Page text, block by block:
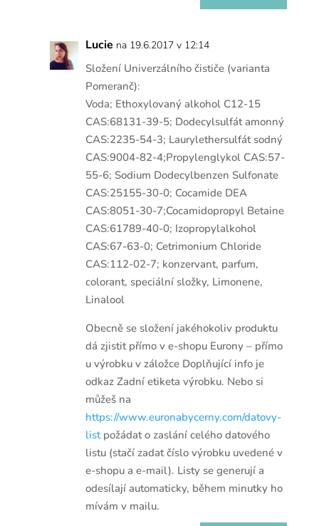
Lucie na 19.6.2017 v 12:14
Složení Univerzálního čističe (varianta
Pomeranč):
Voda; Ethoxylovaný alkohol C12-15
CAS:68131-39-5; Dodecylsulfát amonný
CAS:2235-54-3; Laurylethersulfát sodný
CAS:9004-82-4;Propylenglykol CAS:57-
55-6; Sodium Dodecylbenzen Sulfonate
CAS:25155-30-0; Cocamide DEA
CAS:8051-30-7;Cocamidopropyl Betaine
CAS:61789-40-0; Izopropylalkohol
CAS:67-63-0; Cetrimonium Chloride
CAS:112-02-7; konzervant, parfum,
colorant, speciální složky, Limonene,
Linalool
Obecně se složení jakéhokoliv produktu
dá zjistit přímo v e-shopu Eurony – přímo
u výrobku v záložce Doplňující info je
odkaz Zadní etiketa výrobku. Nebo si
můžeš na
https://www.euronabycerny.com/datovy-
listpožádat o zaslání celého datového
listu (stačí zadat číslo výrobku uvedené v
e-shopu a e-mail). Listy se generují a
odesílají automaticky, během minutky ho
mívám v mailu.